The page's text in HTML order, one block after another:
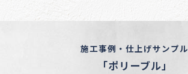
施工事例・仕上げサンプル
「ポリーブル」